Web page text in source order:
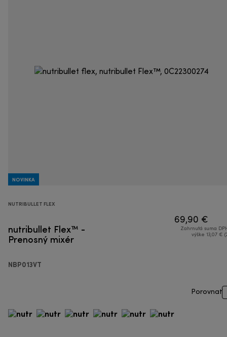
NOVINKA
NUTRIBULLET FLEX
nutribullet Flex™ -
Prenosný mixér
NBP013VT
69,90 €
Zahrnutá suma
výške 13,07 €
Porovnať